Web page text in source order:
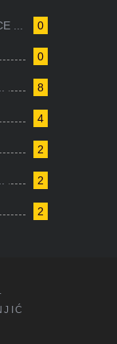
0
...
0
8
4
2
2
2